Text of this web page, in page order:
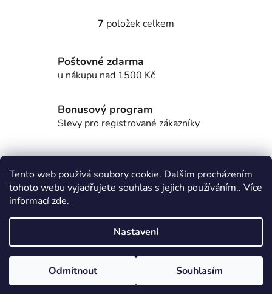
Tento web používá soubory cookie. Dalším procházením
tohoto webu vyjadřujete souhlas s jejich používáním.. Více
informacízde.
Nastavení
Odmítnout Souhlasím
O
l
á
d
c
í
r
k
y
ý
p
i
s
7 položek celkem
Poštovné zdarma
u nákupu nad 1500 Kč
Bonusový program
Slevy pro registrované zákazníky
Ke každé objednávce
Přes 3000 výdejních míst
Vytvořil Shoptet
Copyright 2026CoffeeZ.. Všechna práva vyhrazena.